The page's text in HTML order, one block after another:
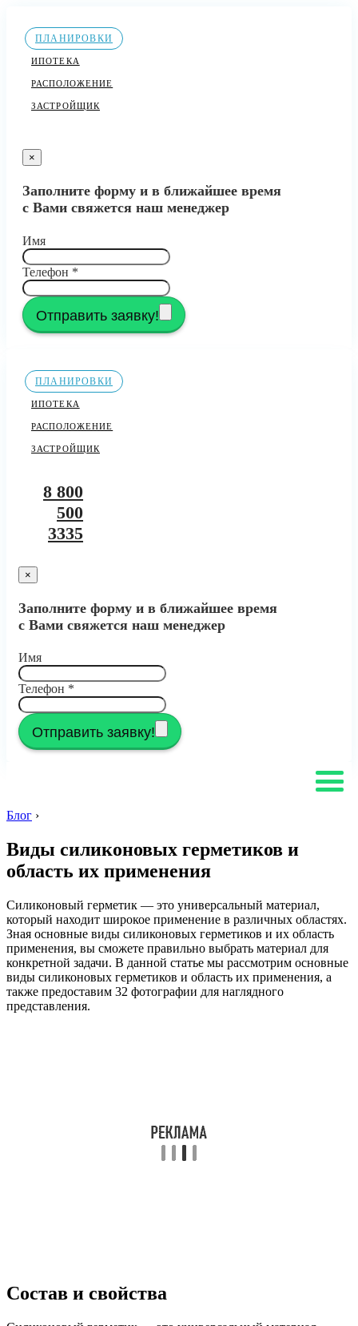
ПЛАНИРОВКИ
ИПОТЕКА
РАСПОЛОЖЕНИЕ
ЗАСТРОЙЩИК
×
Заполните форму и в ближайшее время
с Вами свяжется наш менеджер
Имя
Телефон *
Отправить заявку!
ПЛАНИРОВКИ
ИПОТЕКА
РАСПОЛОЖЕНИЕ
ЗАСТРОЙЩИК
8 800
500
3335
×
Заполните форму и в ближайшее время
с Вами свяжется наш менеджер
Имя
Телефон *
Отправить заявку!
Блог ›
Виды силиконовых герметиков и
область их применения
Силиконовый герметик — это универсальный материал,
который находит широкое применение в различных областях.
Зная основные виды силиконовых герметиков и их область
применения, вы сможете правильно выбрать материал для
конкретной задачи. В данной статье мы рассмотрим основные
виды силиконовых герметиков и область их применения, а
также предоставим 32 фотографии для наглядного
представления.
Состав и свойства